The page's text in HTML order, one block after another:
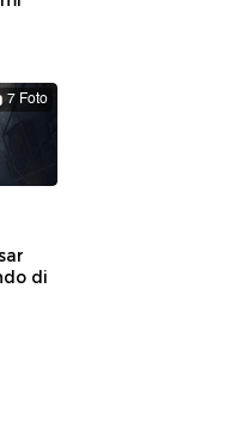
7 Foto
di